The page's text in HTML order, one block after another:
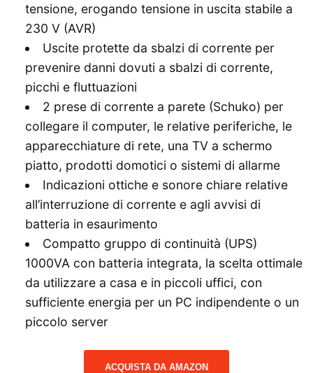
tensione, erogando tensione in uscita stabile a
230 V (AVR)
Uscite protette da sbalzi di corrente per
prevenire danni dovuti a sbalzi di corrente,
picchi e fluttuazioni
2 prese di corrente a parete (Schuko) per
collegare il computer, le relative periferiche, le
apparecchiature di rete, una TV a schermo
piatto, prodotti domotici o sistemi di allarme
Indicazioni ottiche e sonore chiare relative
all’interruzione di corrente e agli avvisi di
batteria in esaurimento
Compatto gruppo di continuità (UPS)
1000VA con batteria integrata, la scelta ottimale
da utilizzare a casa e in piccoli uffici, con
sufficiente energia per un PC indipendente o un
piccolo server
ACQUISTA DA AMAZON